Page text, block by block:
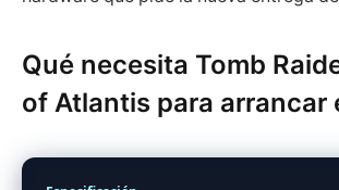
Qué necesita Tomb
of Atlantis para arrancar